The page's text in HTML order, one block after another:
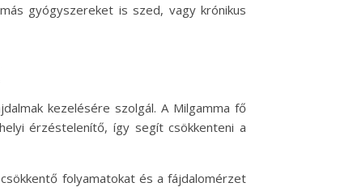
gyógyszereket is szed, vagy krónikus
kezelésére szolgál. A Milgamma fő
érzéstelenítő, így segít csökkenteni a
folyamatokat és a fájdalomérzet